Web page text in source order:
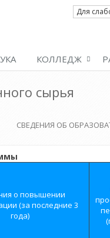
Для
КОЛЛЕДЖ
сырья
СВЕДЕНИЯ ОБ
о повышении
(за последние 3
года)